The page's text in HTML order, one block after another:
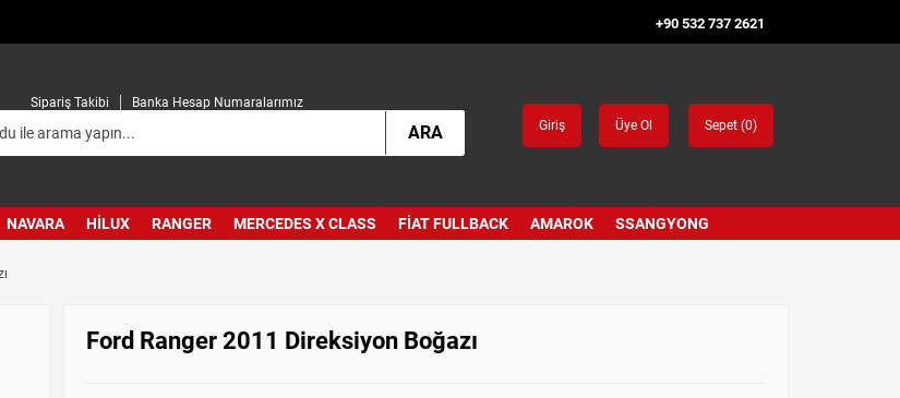
+90 532 737 2621
Sipariş Takibi Banka Hesap Numaralarımız
ARA Giriş Üye Ol Sepet (0)
NAVARA HILUX RANGER MERCEDES X CLASS FIAT FULLBACK AMAROK SSANGYONG
Ford Ranger 2011 Direksiyon Boğazı